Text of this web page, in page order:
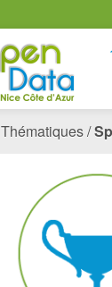
Thématiques